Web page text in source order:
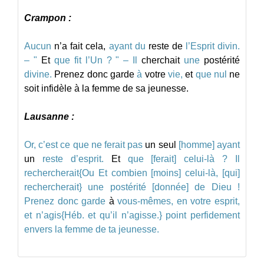
Crampon :
Aucun n’a fait cela, ayant du reste de l’Esprit divin.
– " Et que fit l’Un ? " – cherchait une postérité
divine. Prenez donc garde à votre vie, et que nul ne
soit infidèle à la femme de sa jeunesse.
Lausanne :
Or, c’est ce que ne ferait pas un seul [homme] ayant
un
reste d’esprit. Et que [ferait] celui-là ?
rechercherait{Ou Et combien [moins] celui-là, [qui]
rechercherait}
une postérité [donnée] de
Dieu !
Prenez donc garde à vous-mêmes, en votre esprit,
et n’agis{Héb. et qu’il n’agisse.} point perfidement
envers la femme de ta jeunesse.